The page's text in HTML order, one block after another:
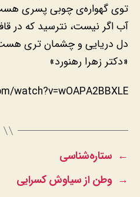
توی گهواره‌ی چوبی پسری
آب اگر نیست، نترسید که در
دل دریایی و چشمان تری
«دکتر زهرا رهنورد»
watch?v=wOAPA2BBXLE
← ستاره‌شناسی
→ وطن از سیاوش کسرایی